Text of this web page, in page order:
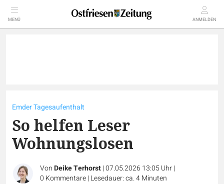
MENÜ ANMELDEN
Emder Tagesaufenthalt
So helfen Leser
Wohnungslosen
VonDeike Terhorst|07.05.2026 13:05 Uhr|
0 Kommentare| Lesedauer: ca. 4 Minuten